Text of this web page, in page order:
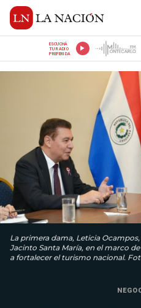
ESCUCHÁ
TU RADIO
PREFERIDA
La primera dama, Leticia
Jacinto Santa María, en el marco
a fortalecer el turismo nacional.